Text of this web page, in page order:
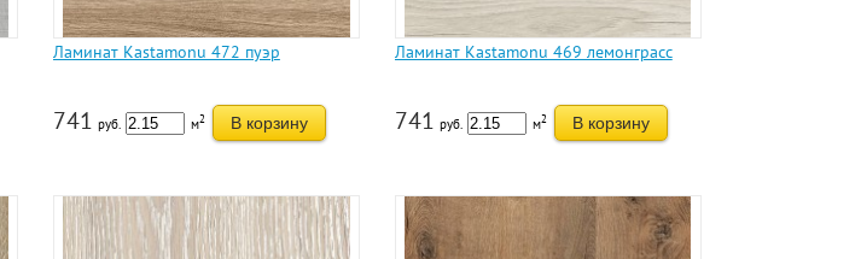
Ламинат Kastamonu 472 пуэр
741 руб. м2 В корзину
Ламинат Kastamonu 469 лемонграсс
741 руб. м2 В корзину